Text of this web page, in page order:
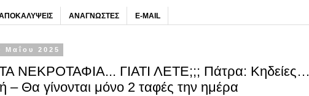
ΑΝΑΓΝΩΣΤΕΣ E-MAIL
Μαΐου 2025
ΝΕΚΡΟΤΑΦΙΑ... ΓΙΑΤΙ ΛΕΤΕ;;; Πάτρα: Κηδείες…
– Θα γίνονται μόνο 2 ταφές την ημέρα